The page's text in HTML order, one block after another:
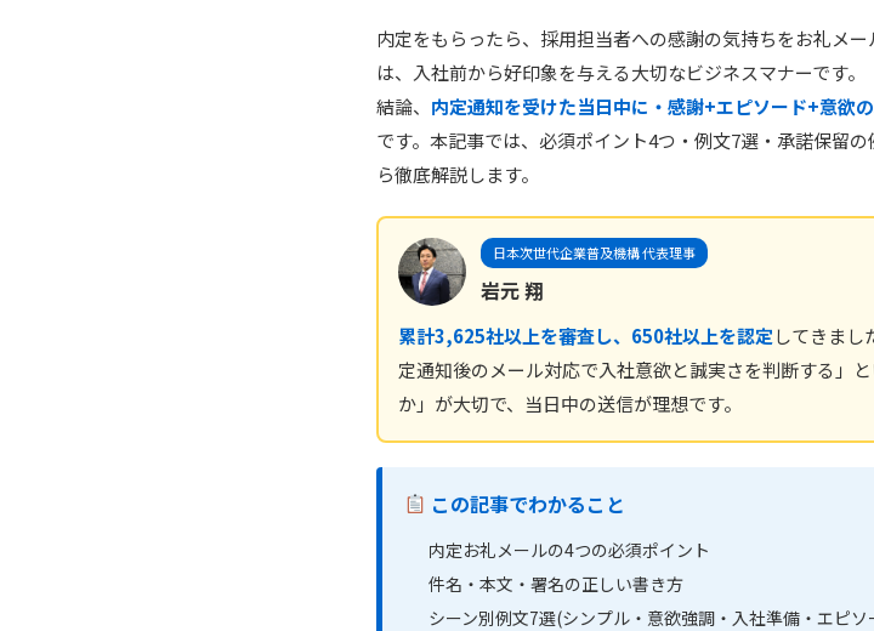
内定をもらったら、採用担当者への感謝の気持ちをお礼メ
は、入社前から好印象を与える大切なビジネスマナーです。
結論、 内定通知を受けた当日中に・感謝+エピソード+意欲
です。本記事では、必須ポイント4つ・例文7選・承諾保留
ら徹底解説します。
日本次世代企業普及機構 代表理事
岩元 翔
累計3,625社以上を審査し、650社以上を認定してきまし
定通知後のメール対応で入社意欲と誠実さを判断する」
か」が大切で、当日中の送信が理想です。
この記事でわかること
内定お礼メールの4つの必須ポイント
件名・本文・署名の正しい書き方
シーン別例文7選(シンプル・意欲強調・入社準備・エピ